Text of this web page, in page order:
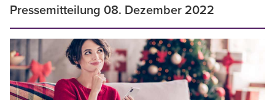
Pressemitteilung 08. Dezember 2022